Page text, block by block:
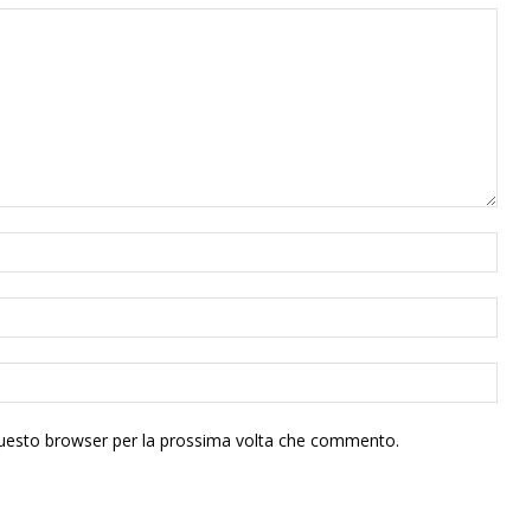
browser per la prossima volta che commento.